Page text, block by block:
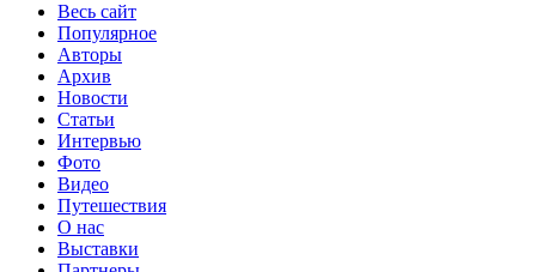
Весь сайт
Популярное
Авторы
Архив
Новости
Статьи
Интервью
Фото
Видео
Путешествия
О нас
Выставки